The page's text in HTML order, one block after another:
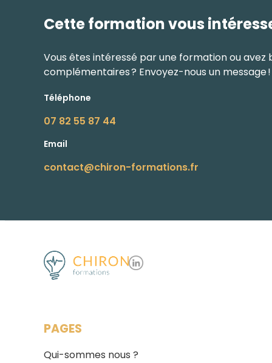
Cette formation vous
Vous êtes intéressé par une formation ou avez
complémentaires ? Envoyez-nous un message !
Téléphone
07 82 55 87 44
Email
contact@chiron-formations.fr
PAGES
Qui-sommes nous ?